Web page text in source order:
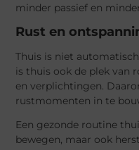
minder passief en
Rust en
Thuis is niet
is thuis ook de plek van
en verplichtingen.
rustmomenten in te
Een gezonde routine
bewegen, maar ook